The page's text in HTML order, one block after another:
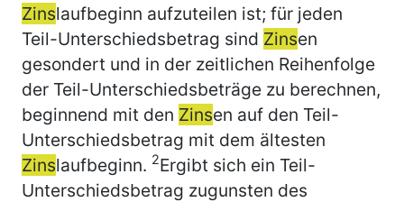
Zinslaufbeginn aufzuteilen ist; für jeden
Teil-Unterschiedsbetrag sind Zinsen
gesondert und in der zeitlichen Reihenfolge
der Teil-Unterschiedsbeträge zu berechnen,
beginnend mit den Zinsen auf den Teil-
Unterschiedsbetrag mit dem ältesten
Zinslaufbeginn. 2Ergibt sich ein Teil-
Unterschiedsbetrag zugunsten des